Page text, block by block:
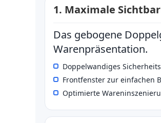
1. Maximale
Das gebogene
Warenpräsentation.
Doppelwandiges
Frontfenster zur einfachen
Optimierte